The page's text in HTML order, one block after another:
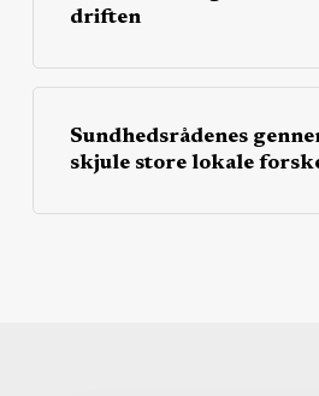
driften
Sundhedsrådenes
skjule store lokale